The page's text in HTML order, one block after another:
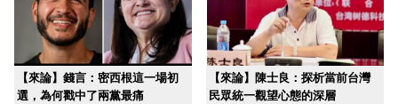
【來論】錢言：密西根這一場初
選，為何戳中了兩黨最痛
【來論】陳士良：探析當前台灣
民眾統一觀望心態的深層